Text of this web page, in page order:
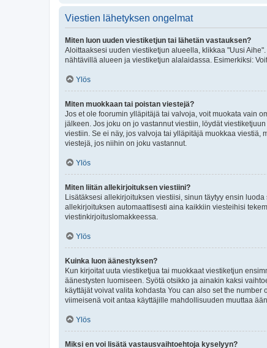
Viestien lähetyksen ongelmat
Miten luon uuden viestiketjun tai lähetän vastauksen?
Aloittaaksesi uuden viestiketjun alueella, klikkaa "Uusi
nähtävillä alueen ja viestiketjun alalaidassa. Esimerkiksi:
Ylös
Miten muokkaan tai poistan viestejä?
Jos et ole foorumin ylläpitäjä tai valvoja, voit muokata vain
jälkeen. Jos joku on jo vastannut viestiin, löydät
viestiin. Se ei näy, jos valvoja tai ylläpitäjä muokkaa viestiä,
viestejä, jos niihin on joku vastannut.
Ylös
Miten liitän allekirjoituksen viestiini?
Lisätäksesi allekirjoituksen viestiisi, sinun täytyy ensin
allekirjoituksen automaattisesti aina kaikkiin viesteihisi
viestinkirjoituslomakkeessa.
Ylös
Kuinka luon äänestyksen?
Kun kirjoitat uuta viestiketjua tai muokkaat viestiketjun
äänestysten luomiseen. Syötä otsikko ja ainakin kaksi
käyttäjät voivat valita kohdasta You can also set the
viimeisenä voit antaa käyttäjille mahdollisuuden muuttaa
Ylös
Miksi en voi lisätä vastausvaihtoehtoja kyselyyn?